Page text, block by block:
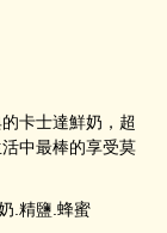
卡士達鮮奶，超
中最棒的享受莫
.精鹽.蜂蜜